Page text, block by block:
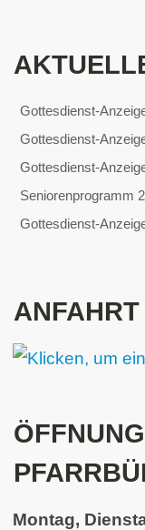
Gottesdienst-
Gottesdienst-
Gottesdienst-
Seniorenprogramm
Gottesdienst-
ANFAHRT
Montag,